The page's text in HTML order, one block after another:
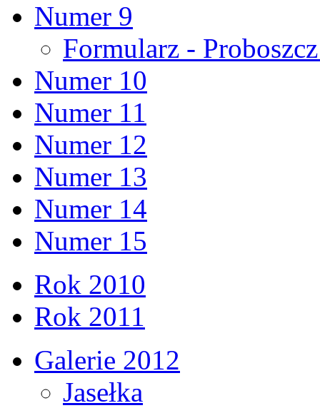
Numer 9
Formularz -
Numer 10
Numer 11
Numer 12
Numer 13
Numer 14
Numer 15
Rok 2010
Rok 2011
Galerie 2012
Jasełka